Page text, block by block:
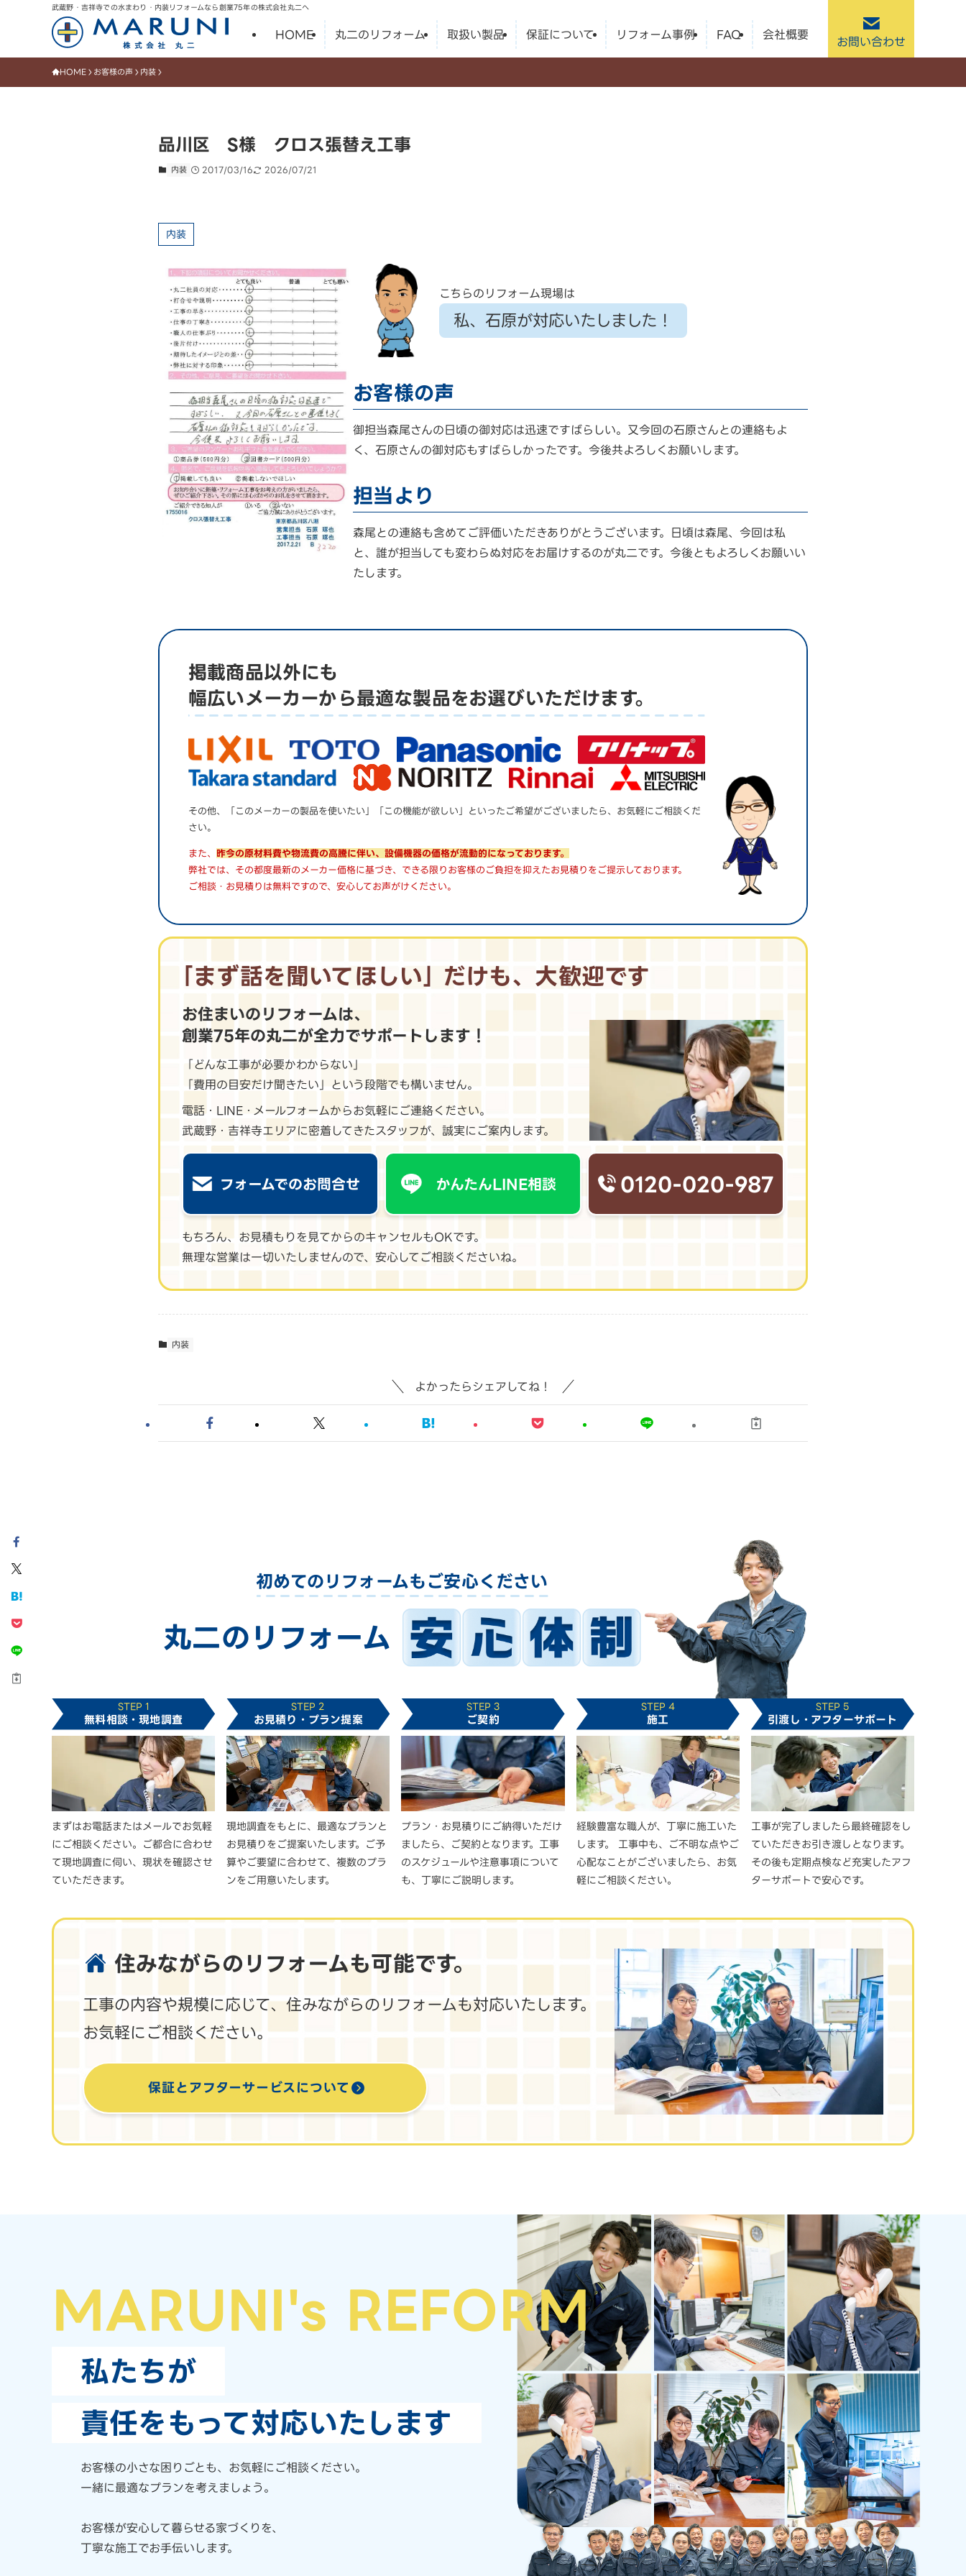
武蔵野・吉祥寺での水まわり・内装リフォームなら創業75年の株式会社丸二へ
HOME 丸二のリフォーム 取扱い製品 保証について リフォーム事例 FAQ 会社概要
お問い合わせ
HOME お客様の声 内装
品川区 S様 クロス張替え工事
内装 2017/03/16 2026/07/21
内装
こちらのリフォーム現場は
私、石原が対応いたしました！
お客様の声
御担当森尾さんの日頃の御対応は迅速ですばらしい。又今回の石原さんとの連絡もよ
く、石原さんの御対応もすばらしかったです。今後共よろしくお願いします。
担当より
森尾との連絡も含めてご評価いただきありがとうございます。日頃は森尾、今回は私
と、誰が担当しても変わらぬ対応をお届けするのが丸二です。今後ともよろしくお願いい
たします。
掲載商品以外にも
幅広いメーカーから最適な製品をお選びいただけます。
その他、「このメーカーの製品を使いたい」「この機能が欲しい」といったご希望がございましたら、お気軽にご相談くだ
さい。
また、
昨今の原材料費や物流費の高騰に伴い、設備機器の価格が流動的になっております。
弊社では、その都度最新のメーカー価格に基づき、できる限りお客様のご負担を抑えたお見積りをご提示しております。
ご相談・お見積りは無料ですので、安心してお声がけください。
｢まず話を聞いてほしい｣ だけも、大歓迎です
お住まいのリフォームは、
創業75年の丸二が全力でサポートします！
「どんな工事が必要かわからない」
「費用の目安だけ聞きたい」という段階でも構いません。
電話・LINE・メールフォームからお気軽にご連絡ください。
武蔵野・吉祥寺エリアに密着してきたスタッフが、誠実にご案内します。
フォームでのお問合せ かんたんLINE相談 0120-020-987
もちろん、お見積もりを見てからのキャンセルもOKです。
無理な営業は一切いたしませんので、安心してご相談くださいね。
内装
よかったらシェアしてね！
初めてのリフォームもご安心ください
丸二のリフォーム
STEP 1
無料相談・現地調査
まずはお電話またはメールでお気軽
にご相談ください。ご都合に合わせ
て現地調査に伺い、現状を確認させ
ていただきます。
STEP 2
お見積り・プラン提案
現地調査をもとに、最適なプランと
お見積りをご提案いたします。ご予
算やご要望に合わせて、複数のプラ
ンをご用意いたします。
STEP 3
ご契約
プラン・お見積りにご納得いただけ
ましたら、ご契約となります。工事
のスケジュールや注意事項について
も、丁寧にご説明します。
STEP 4
施工
経験豊富な職人が、丁寧に施工いた
します。 工事中も、ご不明な点やご
心配なことがございましたら、お気
軽にご相談ください。
STEP 5
引渡し・アフターサポート
工事が完了しましたら最終確認をし
ていただきお引き渡しとなります。
その後も定期点検など充実したアフ
ターサポートで安心です。
住みながらのリフォームも可能です。
工事の内容や規模に応じて、住みながらのリフォームも対応いたします。
お気軽にご相談ください。
保証とアフターサービス について
MARUNI's REFORM
私たちが
責任をもって対応いたします
お客様の小さな困りごとも、 お気軽にご相談ください。
一緒に最適なプランを考えましょう。
お客様が安心して暮らせる家づくりを、
丁寧な施工でお手伝いします。